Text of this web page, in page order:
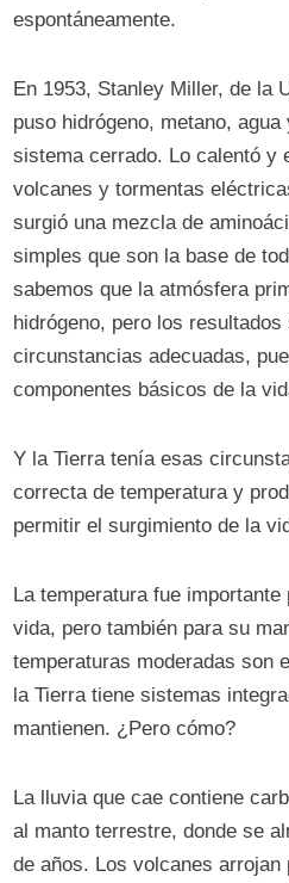
espontáneamente.
En 1953, Stanley Miller, de la
puso hidrógeno, metano,
sistema cerrado. Lo calentó y
volcanes y tormentas
surgió una mezcla de
simples que son la base de
sabemos que la atmósfera
hidrógeno, pero los
circunstancias adecuadas,
componentes básicos de la
Y la Tierra tenía esas
correcta de temperatura y
permitir el surgimiento de la
La temperatura fue
vida, pero también para su
temperaturas moderadas son
la Tierra tiene sistemas
mantienen. ¿Pero cómo?
La lluvia que cae contiene
al manto terrestre, donde se
de años. Los volcanes arrojan